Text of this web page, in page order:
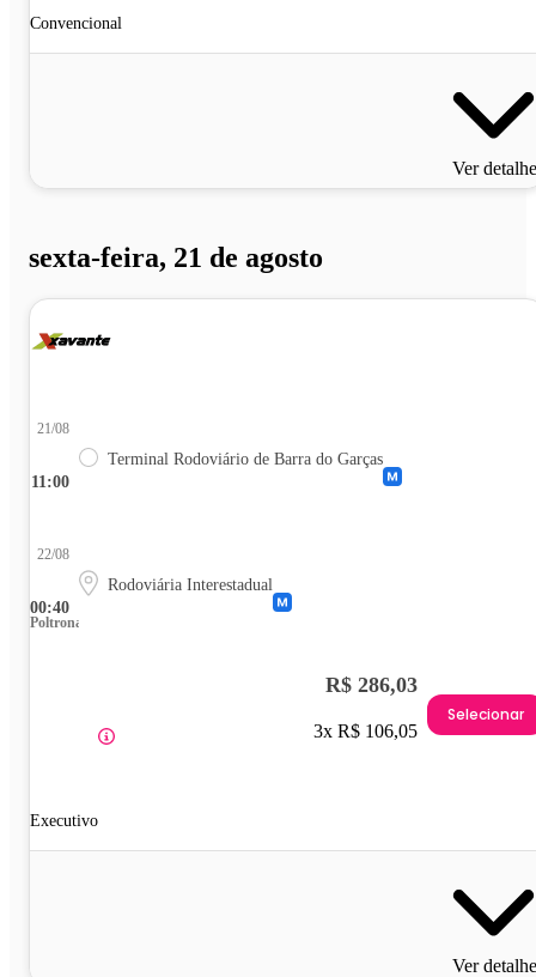
Convencional
Ver
sexta-feira, 21 de agosto
11:00
21/08
Terminal Rodoviário de Barra do Garças
00:40
22/08
Rodoviária Interestadual
Poltrona
Executivo
R$ 286,03
3x R$ 106,05
Selecionar
Ver